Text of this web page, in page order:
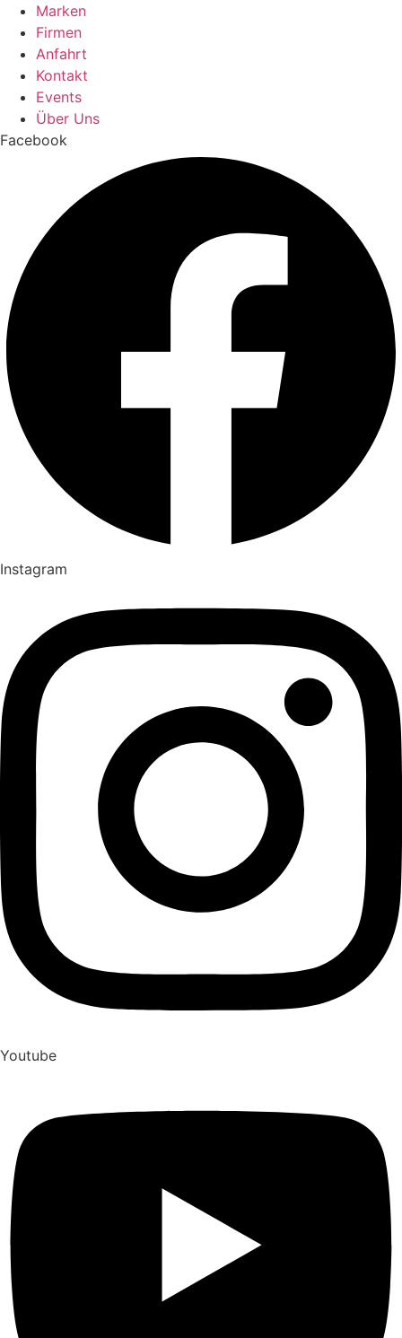
Marken
Firmen
Anfahrt
Kontakt
Events
Über Uns
Facebook
Instagram
Youtube